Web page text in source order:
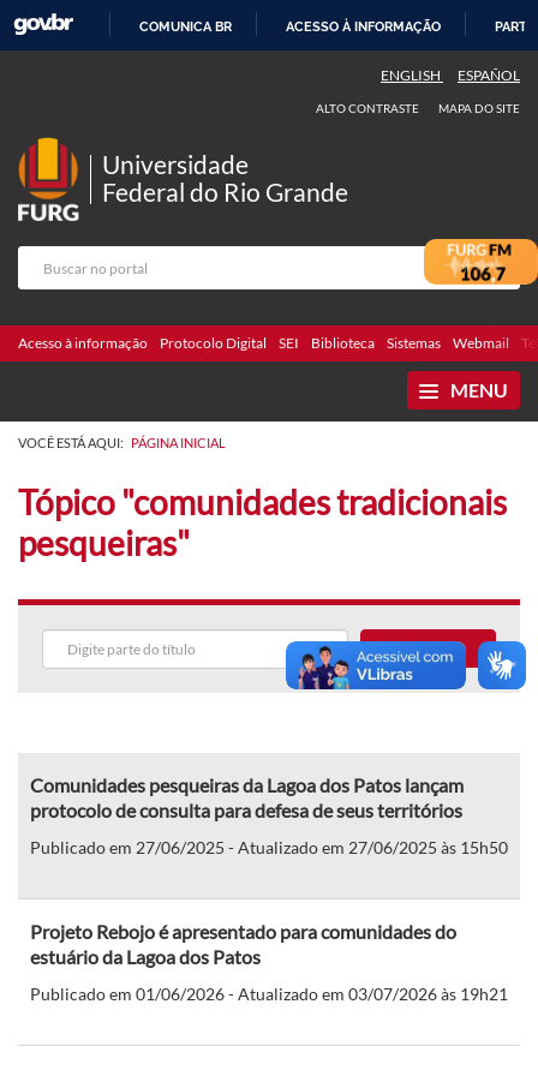
COMUNICA BR ACESSO À INFORMAÇÃO
ENGLISH ESPAÑOL
ALTO CONTRASTE MAPA DO SITE
Universidade
Federal do Rio Grande
Acesso à informação Protocolo Digital SEI Biblioteca Sistemas Webmail
MENU
VOCÊ ESTÁ AQUI: PÁGINA INICIAL
Tópico "comunidades tradicionais
pesqueiras"
Buscar
Comunidades pesqueiras da Lagoa dos Patos lançam
protocolo de consulta para defesa de seus territórios
Publicado em 27/06/2025 - Atualizado em 27/06/2025 às 15h50
Projeto Rebojo é apresentado para comunidades do
estuário da Lagoa dos Patos
Publicado em 01/06/2026 - Atualizado em 03/07/2026 às 19h21